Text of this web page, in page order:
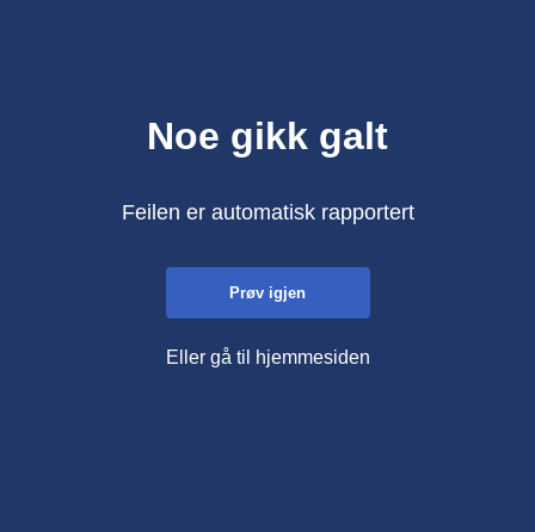
Noe gikk galt
Feilen er automatisk rapportert
Prøv igjen
Eller gå til hjemmesiden